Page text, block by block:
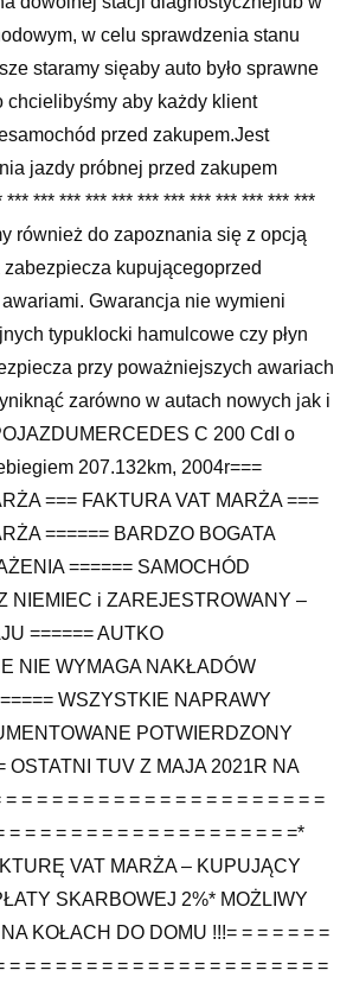
w celu sprawdzenia stanu
staramy sięaby auto było sprawne
chcielibyśmy aby każdy klient
przed zakupem.Jest
jazdy próbnej przed zakupem
*** *** *** *** *** *** *** *** *** *** ***
również do zapoznania się z opcją
kupującegoprzed
Gwarancja nie wymieni
typuklocki hamulcowe czy płyn
przy poważniejszych awariach
zarówno w autach nowych jak i
C 200 CdI o
207.132km, 2004r===
=== FAKTURA VAT MARŻA ===
====== BARDZO BOGATA
====== SAMOCHÓD
NIEMIEC i ZAREJESTROWANY –
====== AUTKO
NIE WYMAGA NAKŁADÓW
WSZYSTKIE NAPRAWY
POTWIERDZONY
OSTATNI TUV Z MAJA 2021R NA
= = = = = = = = = = = = = = = = = = = =
= = = = = = = = = = = = = = = = = = =*
VAT MARŻA – KUPUJĄCY
SKARBOWEJ 2%* MOŻLIWY
KOŁACH DO DOMU !!!= = = = = = =
= = = = = = = = = = = = = = = = = = = = =